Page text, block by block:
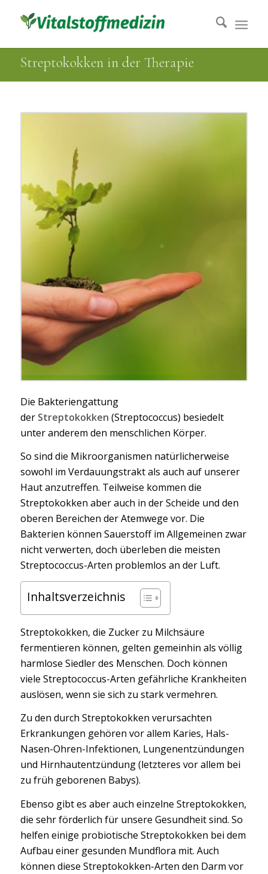
Streptokokken in der Therapie
Die Bakteriengattung
der Streptokokken (Streptococcus) besiedelt
unter anderem den menschlichen Körper.
So sind die Mikroorganismen natürlicherweise
sowohl im Verdauungstrakt als auch auf unserer
Haut anzutreffen. Teilweise kommen die
Streptokokken aber auch in der Scheide und den
oberen Bereichen der Atemwege vor. Die
Bakterien können Sauerstoff im Allgemeinen zwar
nicht verwerten, doch überleben die meisten
Streptococcus-Arten problemlos an der Luft.
Inhaltsverzeichnis
Streptokokken, die Zucker zu Milchsäure
fermentieren können, gelten gemeinhin als völlig
harmlose Siedler des Menschen. Doch können
viele Streptococcus-Arten gefährliche Krankheiten
auslösen, wenn sie sich zu stark vermehren.
Zu den durch Streptokokken verursachten
Erkrankungen gehören vor allem Karies, Hals-
Nasen-Ohren-Infektionen, Lungenentzündungen
und Hirnhautentzündung (letzteres vor allem bei
zu früh geborenen Babys).
Ebenso gibt es aber auch einzelne Streptokokken,
die sehr förderlich für unsere Gesundheit sind. So
helfen einige probiotische Streptokokken bei dem
Aufbau einer gesunden Mundflora mit. Auch
können diese Streptokokken-Arten den Darm vor